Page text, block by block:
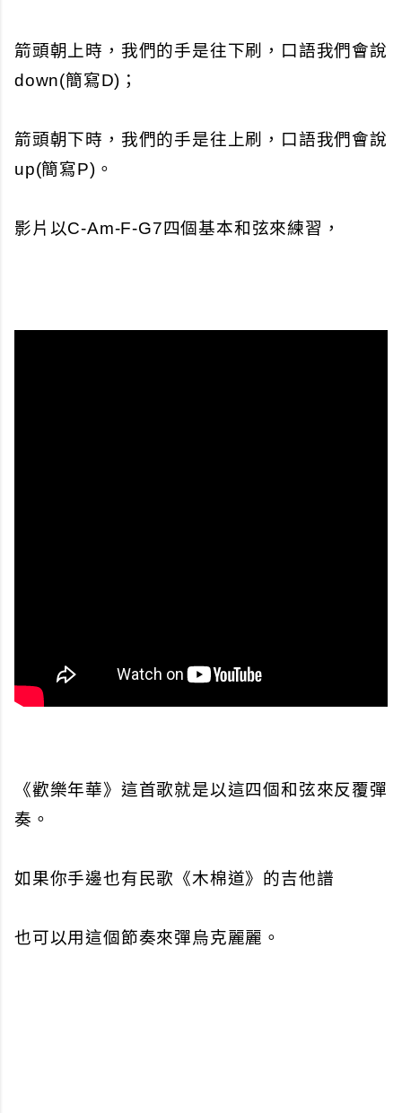
箭頭朝上時，我們的手是往下刷，口語我們會說
down(簡寫D)；
箭頭朝下時，我們的手是往上刷，口語我們會說
up(簡寫P)。
影片以C-Am-F-G7四個基本和弦來練習，
《歡樂年華》這首歌就是以這四個和弦來反覆彈
奏。
如果你手邊也有民歌《木棉道》的吉他譜
也可以用這個節奏來彈烏克麗麗。